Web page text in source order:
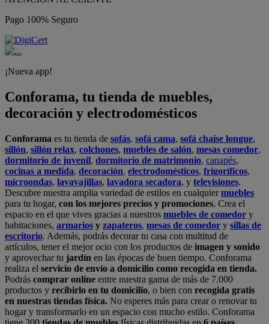
Pago 100% Seguro
¡Nueva app!
Conforama, tu tienda de muebles,
decoración y electrodomésticos
Conforama es tu tienda de sofás, sofá cama, sofá chaise longue,
sillón, sillón relax, colchones, muebles de salón, mesas comedor,
dormitorio de juvenil, dormitorio de matrimonio, canapés,
cocinas a medida, decoración, electrodomésticos, frigoríficos,
microondas, lavavajillas, lavadora secadora, y televisiones.
Descubre nuestra amplia variedad de estilos en cualquiermuebles
para tu hogar, con los mejores precios y promociones. Crea el
espacio en el que vives gracias a nuestros muebles de comedor y
habitaciones, armarios y zapateros, mesas de comedor y sillas de
escritorio. Además, podrás decorar tu casa con multitud de
artículos, tener el mejor ocio con los productos de imagen y sonido
y aprovechar tu jardín en las épocas de buen tiempo. Conforama
realiza el servicio de envío a domicilio como recogida en tienda.
Podrás comprar online entre nuestra gama de más de 7.000
productos y recibirlo en tu domicilio, o bien con recogida gratis
en nuestras tiendas física. No esperes más para crear o renovar tu
hogar y transformarlo en un espacio con mucho estilo. Conforama